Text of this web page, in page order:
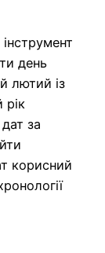
день
лютий із
за
корисний